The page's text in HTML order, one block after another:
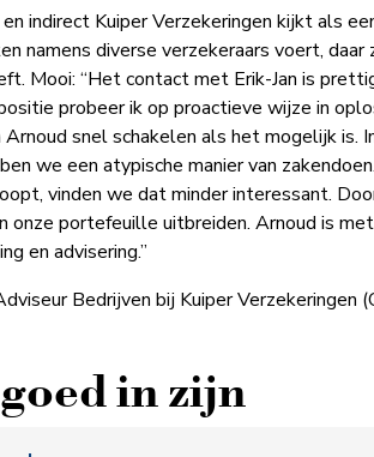
indirect Kuiper Verzekeringen kijkt als
namens diverse verzekeraars voert,
Mooi: “Het contact met Erik-Jan is
probeer ik op proactieve wijze in
Arnoud snel schakelen als het mogelijk
we een atypische manier van
vinden we dat minder interessant.
onze portefeuille uitbreiden. Arnoud is
en advisering.”
Bedrijven bij Kuiper Verzekeringen
in zijn